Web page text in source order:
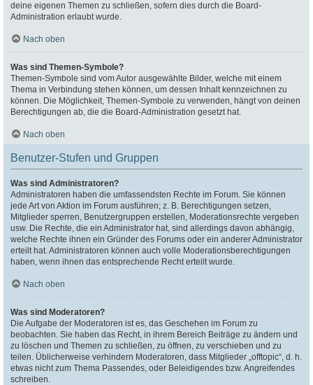
deine eigenen Themen zu schließen, sofern dies durch die Board-
Administration erlaubt wurde.
Nach oben
Was sind Themen-Symbole?
Themen-Symbole sind vom Autor ausgewählte Bilder, welche mit einem
Thema in Verbindung stehen können, um dessen Inhalt kennzeichnen zu
können. Die Möglichkeit, Themen-Symbole zu verwenden, hängt von deinen
Berechtigungen ab, die die Board-Administration gesetzt hat.
Nach oben
Benutzer-Stufen und Gruppen
Was sind Administratoren?
Administratoren haben die umfassendsten Rechte im Forum. Sie können
jede Art von Aktion im Forum ausführen; z. B. Berechtigungen setzen,
Mitglieder sperren, Benutzergruppen erstellen, Moderationsrechte vergeben
usw. Die Rechte, die ein Administrator hat, sind allerdings davon abhängig,
welche Rechte ihnen ein Gründer des Forums oder ein anderer Administrator
erteilt hat. Administratoren können auch volle Moderationsberechtigungen
haben, wenn ihnen das entsprechende Recht erteilt wurde.
Nach oben
Was sind Moderatoren?
Die Aufgabe der Moderatoren ist es, das Geschehen im Forum zu
beobachten. Sie haben das Recht, in ihrem Bereich Beiträge zu ändern und
zu löschen und Themen zu schließen, zu öffnen, zu verschieben und zu
teilen. Üblicherweise verhindern Moderatoren, dass Mitglieder „offtopic“, d. h.
etwas nicht zum Thema Passendes, oder Beleidigendes bzw. Angreifendes
schreiben.